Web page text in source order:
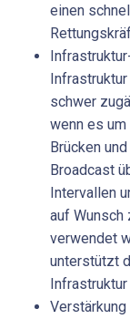
einen
schwer
wenn es
Brücken
Broadcast
Intervallen
auf
verwendet
unterstützt